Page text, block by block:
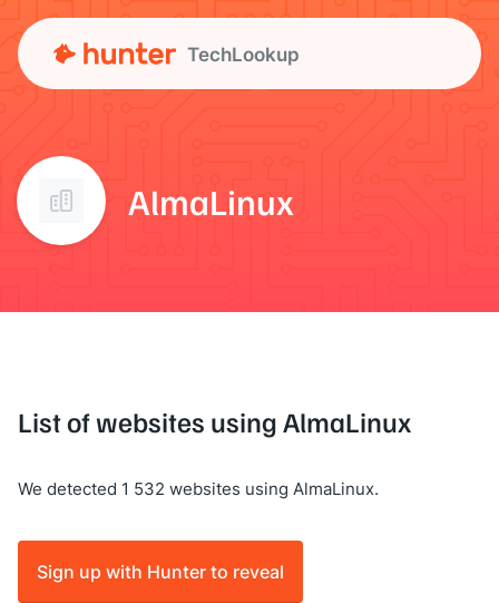
TechLookup
AlmaLinux
List of websites using AlmaLinux
We detected 1 532 websites using AlmaLinux.
Sign up with Hunter to reveal